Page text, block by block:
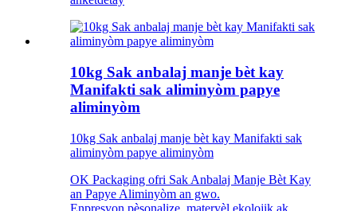
10kg Sak anbalaj manje bèt kay
Manifakti sak aliminyòm papye
aliminyòm
10kg Sak anbalaj manje bèt kay Manifakti sak
aliminyòm papye aliminyòm
OK Packaging ofri Sak Anbalaj Manje Bèt Kay
an Papye Aliminyòm an gwo.
Enpresyon pèsonalize, materyèl ekolojik ak